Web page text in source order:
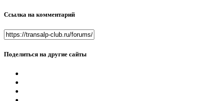
Ссылка на комментарий
Поделиться на другие сайты